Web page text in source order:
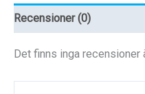
thread
M14
Recensioner (0)
Det finns inga recensioner